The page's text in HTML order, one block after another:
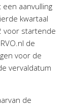
een aanvulling
kwartaal
voor startende
de
voor de
vervaldatum
de